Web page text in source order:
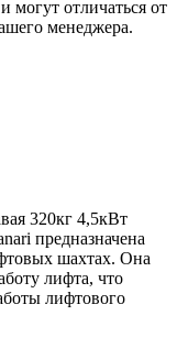
могут отличаться от
менеджера.
320кг 4,5кВт
предназначена
шахтах. Она
лифта, что
лифтового